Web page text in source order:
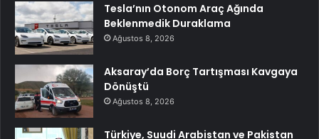
Tesla’nın Otonom Araç Ağında
Beklenmedik Duraklama
Ağustos 8, 2026
Aksaray’da Borç Tartışması Kavgaya
Dönüştü
Ağustos 8, 2026
Türkiye, Suudi Arabistan ve Pakistan